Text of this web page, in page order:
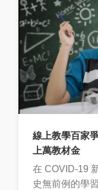
線上教學百家
上萬教材金
在 COVID-19
史無前例的學